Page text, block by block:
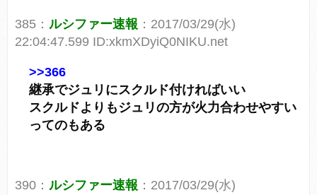
385： ルシファー速報 ：2017/03/29(水)
22:04:47.599 ID:xkmXDyiQ0NIKU.net
>>366
継承でジュリにスクルド付ければいい
スクルドよりもジュリの方が火力合わせやすい
ってのもある
390： ルシファー速報 ：2017/03/29(水)